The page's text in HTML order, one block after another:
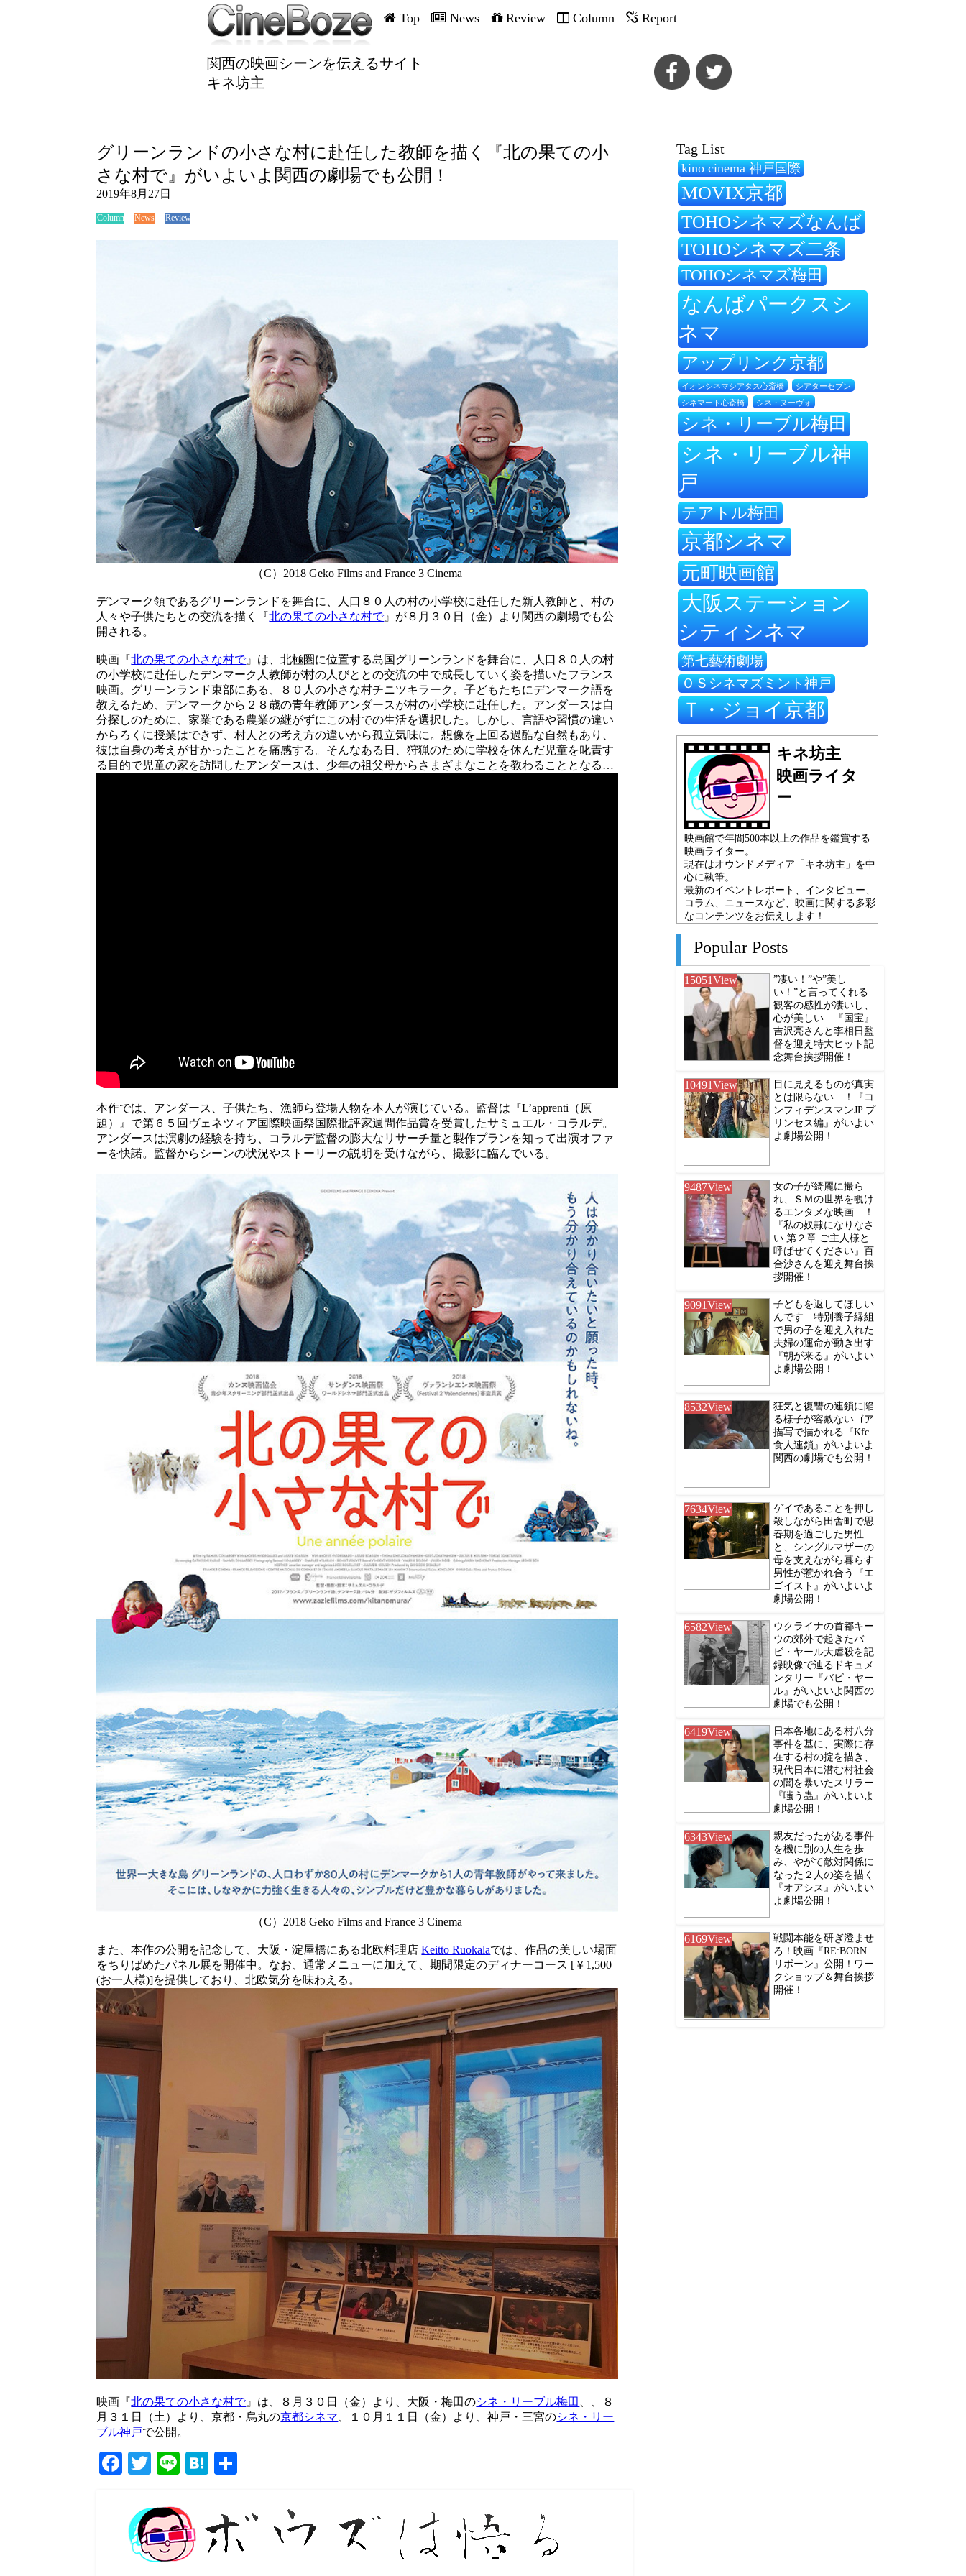
Top News Review Column Report
関西の映画シーンを伝えるサイト
キネ坊主
グリーンランドの小さな村に赴任した教師を描く『北の果ての小
さな村で』がいよいよ関西の劇場でも公開！
2019年8月27日
Column News Review
（C）2018 Geko Films and France 3 Cinema
デンマーク領であるグリーンランドを舞台に、人口８０人の村の小学校に赴任した新人教師と、村の
人々や子供たちとの交流を描く『北の果ての小さな村で』が８月３０日（金）より関西の劇場でも公
開される。
映画『北の果ての小さな村で』は、北極圏に位置する島国グリーンランドを舞台に、人口８０人の村
の小学校に赴任したデンマーク人教師が村の人びととの交流の中で成長していく姿を描いたフランス
映画。グリーンランド東部にある、８０人の小さな村チニツキラーク。子どもたちにデンマーク語を
教えるため、デンマークから２８歳の青年教師アンダースが村の小学校に赴任した。アンダースは自
分探しのために、家業である農業の継がずにこの村での生活を選択した。しかし、言語や習慣の違い
からろくに授業はできず、村人との考え方の違いから孤立気味に。想像を上回る過酷な自然もあり、
彼は自身の考えが甘かったことを痛感する。そんなある日、狩猟のために学校を休んだ児童を叱責す
る目的で児童の家を訪問したアンダースは、少年の祖父母からさまざまなことを教わることとなる…
本作では、アンダース、子供たち、漁師ら登場人物を本人が演じている。監督は『L’apprenti（原
題）』で第６５回ヴェネツィア国際映画祭国際批評家週間作品賞を受賞したサミュエル・コラルデ。
アンダースは演劇の経験を持ち、コラルデ監督の膨大なリサーチ量と製作プランを知って出演オファ
ーを快諾。監督からシーンの状況やストーリーの説明を受けながら、撮影に臨んでいる。
（C）2018 Geko Films and France 3 Cinema
また、本作の公開を記念して、大阪・淀屋橋にある北欧料理店Keitto Ruokalaでは、作品の美しい場面
をちりばめたパネル展を開催中。なお、通常メニューに加えて、期間限定のディナーコース [￥1,500
(お一人様)]を提供しており、北欧気分を味わえる。
映画『北の果ての小さな村で』は、８月３０日（金）より、大阪・梅田のシネ・リーブル梅田 、、８
月３１日（土）より、京都・烏丸の京都シネマ、１０月１１日（金）より、神戸・三宮のシネ・リー
ブル神戸で公開。
Facebook
TwitterLineHatena
Tag List
kino cinema 神戸国際
MOVIX京都
TOHOシネマズなんば
TOHOシネマズ二条
TOHOシネマズ梅田
なんばパークスシ
ネマ
アップリンク京都
イオンシネマシアタス心斎橋 シアターセブン
シネマート心斎橋 シネ・ヌーヴォ
シネ・リーブル梅田
シネ・リーブル神
戸
テアトル梅田
京都シネマ
元町映画館
大阪ステーション
シティシネマ
第七藝術劇場
ＯＳシネマズミント神戸
Ｔ・ジョイ京都
キネ坊主
映画ライタ
ー
映画館で年間500本以上の作品を鑑賞する
映画ライター。
現在はオウンドメディア「キネ坊主」を中
心に執筆。
最新のイベントレポート、インタビュー、
コラム、ニュースなど、映画に関する多彩
なコンテンツをお伝えします！
Popular Posts
15051View
”凄い！”や”美し
い！”と言ってくれる
観客の感性が凄いし、
心が美しい…『国宝』
吉沢亮さんと李相日監
督を迎え特大ヒット記
念舞台挨拶開催！
10491View
目に見えるものが真実
とは限らない…！『コ
ンフィデンスマンJP プ
リンセス編』がいよい
よ劇場公開！
9487View
女の子が綺麗に撮ら
れ、ＳＭの世界を覗け
るエンタメな映画…！
『私の奴隷になりなさ
い 第２章 ご主人様と
呼ばせてください』百
合沙さんを迎え舞台挨
拶開催！
9091View
子どもを返してほしい
んです…特別養子縁組
で男の子を迎え入れた
夫婦の運命が動き出す
『朝が来る』がいよい
よ劇場公開！
8532View
狂気と復讐の連鎖に陥
る様子が容赦ないゴア
描写で描かれる『Kfc
食人連鎖』がいよいよ
関西の劇場でも公開！
7634View
ゲイであることを押し
殺しながら田舎町で思
春期を過ごした男性
と、シングルマザーの
母を支えながら暮らす
男性が惹かれ合う『エ
ゴイスト』がいよいよ
劇場公開！
6582View
ウクライナの首都キー
ウの郊外で起きたバ
ビ・ヤール大虐殺を記
録映像で辿るドキュメ
ンタリー『バビ・ヤー
ル』がいよいよ関西の
劇場でも公開！
6419View
日本各地にある村八分
事件を基に、実際に存
在する村の掟を描き、
現代日本に潜む村社会
の闇を暴いたスリラー
『嗤う蟲』がいよいよ
劇場公開！
6343View
親友だったがある事件
を機に別の人生を歩
み、やがて敵対関係に
なった２人の姿を描く
『オアシス』がいよい
よ劇場公開！
6169View
戦闘本能を研ぎ澄ませ
ろ！映画『RE:BORN
リボーン』公開！ワー
クショップ＆舞台挨拶
開催！